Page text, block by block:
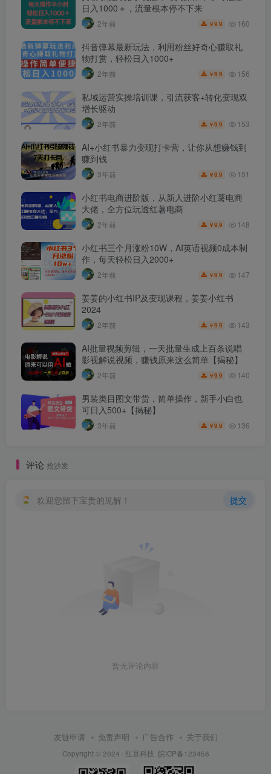
日入1000＋，流量根本停不下来
2年前 ￥9.9 160
抖音弹幕最新玩法，利用粉丝好奇心赚取礼
物打赏，轻松日入1000+
2年前 ￥9.9 156
私域运营实操培训课，引流获客+转化变现双
增长驱动
2年前 ￥9.9 153
AI+小红书暴力变现打卡营，让你从想赚钱到
赚到钱
3年前 ￥9.9 151
小红书电商进阶版，从新人进阶小红薯电商
大佬，全方位玩透红薯电商
2年前 ￥9.9 148
小红书三个月涨粉10W，AI英语视频0成本制
作，每天轻松日入2000+
2年前 ￥9.9 147
姜姜的小红书IP及变现课程，姜姜小红书
2024
2年前 ￥9.9 143
AI批量视频剪辑，一天批量生成上百条说唱
影视解说视频，赚钱原来这么简单【揭秘】
2年前 ￥9.9 140
男装类目图文带货，简单操作，新手小白也
可日入500+【揭秘】
3年前 ￥9.9 136
评论 抢沙发
欢迎您留下宝贵的见解！ 提交
暂无评论内容
友链申请 免责声明 广告合作 关于我们
Copyright © 2024 · 红豆科技 皖ICP备123456